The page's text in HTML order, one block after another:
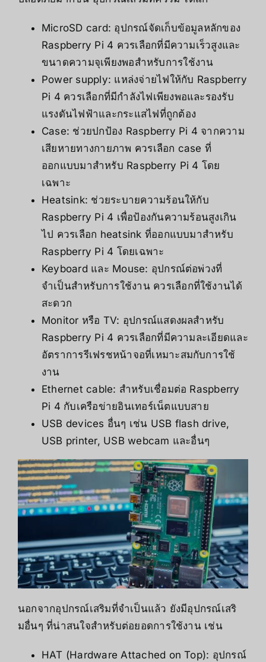
MicroSD card: อุปกรณ์จัดเก็บข้อมูลหลักของ
Raspberry Pi 4 ควรเลือกที่มีความเร็วสูงและ
ขนาดความจุเพียงพอสำหรับการใช้งาน
Power supply: แหล่งจ่ายไฟให้กับ Raspberry
Pi 4 ควรเลือกที่มีกำลังไฟเพียงพอและรองรับ
แรงดันไฟฟ้าและกระแสไฟที่ถูกต้อง
Case: ช่วยปกป้อง Raspberry Pi 4 จากความ
เสียหายทางกายภาพ ควรเลือก case ที่
ออกแบบมาสำหรับ Raspberry Pi 4 โดย
เฉพาะ
Heatsink: ช่วยระบายความร้อนให้กับ
Raspberry Pi 4 เพื่อป้องกันความร้อนสูงเกิน
ไป ควรเลือก heatsink ที่ออกแบบมาสำหรับ
Raspberry Pi 4 โดยเฉพาะ
Keyboard และ Mouse: อุปกรณ์ต่อพ่วงที่
จำเป็นสำหรับการใช้งาน ควรเลือกที่ใช้งานได้
สะดวก
Monitor หรือ TV: อุปกรณ์แสดงผลสำหรับ
Raspberry Pi 4 ควรเลือกที่มีความละเอียดและ
อัตราการรีเฟรชหน้าจอที่เหมาะสมกับการใช้
งาน
Ethernet cable: สำหรับเชื่อมต่อ Raspberry
Pi 4 กับเครือข่ายอินเทอร์เน็ตแบบสาย
USB devices อื่นๆ เช่น USB flash drive,
USB printer, USB webcam และอื่นๆ
นอกจากอุปกรณ์เสริมที่จำเป็นแล้ว ยังมีอุปกรณ์เสริ
มอื่นๆ ที่น่าสนใจสำหรับต่อยอดการใช้งาน เช่น
HAT (Hardware Attached on Top): อุปกรณ์